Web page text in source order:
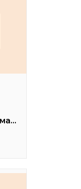
ТВК «Південний», малий конференц зал